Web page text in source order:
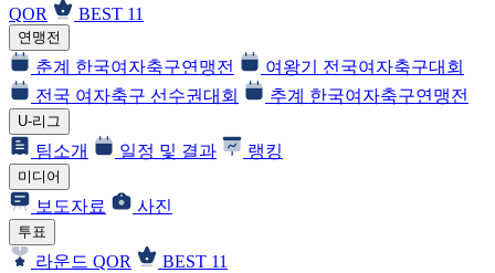
QOR
BEST 11
연맹전
춘계 한국여자축구연맹전
여왕기 전국여자축구대회
전국 여자축구 선수권대회
추계 한국여자축구연맹전
U-리그
팀소개 일정 및 결과 랭킹
미디어
보도자료 사진
투표
라운드 QOR BEST 11